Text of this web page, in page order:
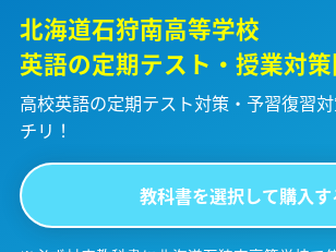
北海道石狩南高等学校
英語の定期テスト・授業対
高校英語の定期テスト対策・予習復習
チリ！
教科書を選択して購入す